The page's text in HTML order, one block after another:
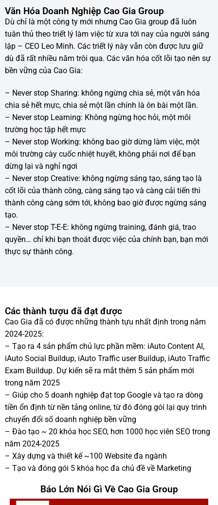
Văn Hóa Doanh Nghiệp Cao Gia Group
Dù chỉ là một công ty mới nhưng Cao Gia group đã luôn
tuân thủ theo triết lý làm việc từ xưa tới nay của người sáng
lập – CEO Leo Minh. Các triết lý này vẫn còn được lưu giữ
dù đã rất nhiều năm trôi qua. Các văn hóa cốt lõi tạo nên sự
bền vững của Cao Gia:
– Never stop Sharing: không ngừng chia sẻ, một văn hóa
chia sẻ hết mực, chia sẻ một lần chính là ôn bài một lần.
– Never stop Learning: Không ngừng học hỏi, một môi
trường học tập hết mực
– Never stop Working: không bao giờ dừng làm việc, một
môi trường cày cuốc nhiệt huyết, không phải nơi để bạn
dừng lại và nghỉ ngơi
– Never stop Creative: không ngừng sáng tạo, sáng tạo là
cốt lõi của thành công, càng sáng tạo và càng cải tiến thì
thành công càng sớm tới, không bao giờ được ngừng sáng
tạo.
– Never stop T-E-E: không ngừng training, đánh giá, trao
quyền… chỉ khi bạn thoát được việc của chính bạn, bạn mới
thực sự thành công.
Các thành tượu đã đạt được
Cao Gia đã có được những thành tựu nhất định trong năm
2024-2025:
– Tạo ra 4 sản phẩm chủ lực phần mềm: iAuto Content AI,
iAuto Social Buildup, iAuto Traffic user Buildup, iAuto Traffic
Exam Buildup. Dự kiến sẽ ra mắt thêm 5 sản phẩm mới
trong năm 2025
– Giúp cho 5 doanh nghiệp đạt top Google và tạo ra dòng
tiền ổn định từ nền tảng online, từ đó đóng gói lại quy trình
chuyển đổi số doanh nghiệp bền vững
– Đào tạo ~ 20 khóa học SEO, hơn 1000 học viên SEO trong
năm 2024-2025
– Xây dựng và thiết kế ~100 Website đa ngành
– Tạo và đóng gói 5 khóa học đa chủ đề về Marketing
Báo Lớn Nói Gì Về Cao Gia Group